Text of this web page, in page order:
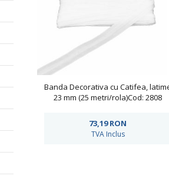
Banda Decorativa cu Catifea,
23 mm (25 metri/rola)Cod: 2808
73,19RON
TVA Inclus